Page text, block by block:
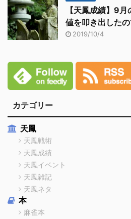
【天鳳成績】9
値を叩き出した
2019/10/4
カテゴリー
天鳳
天鳳戦術
天鳳成績
天鳳イベント
天鳳雑記
天鳳ネタ
本
麻雀本